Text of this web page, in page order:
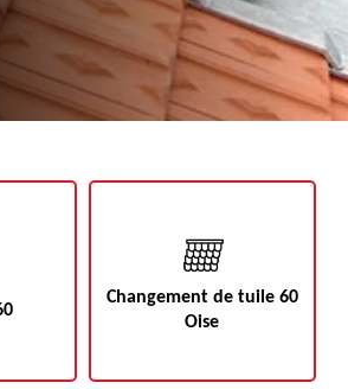
Changement de tuile 60
Oise